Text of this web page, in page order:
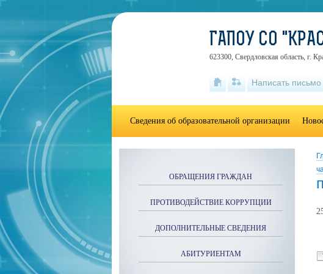
ОБРАЩЕНИЯ ГРАЖДАН
ПРОТИВОДЕЙСТВИЕ КОРРУПЦИИ
ДОПОЛНИТЕЛЬНЫЕ СВЕДЕНИЯ
АБИТУРИЕНТАМ
ГАПОУ СО
623300, Свердловская область, г.
Написать письмо
Сведения об образовательной организации